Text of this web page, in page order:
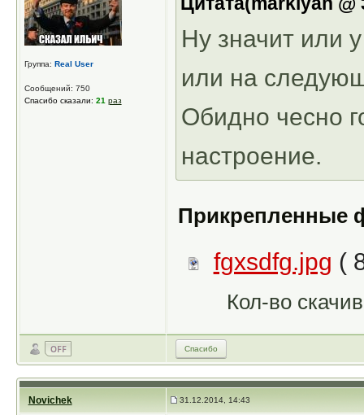
Группа: Real User
Сообщений: 750
Спасибо сказали: 21 раз
Ну значит или
или на
Обидно чесно
настроение.
Прикрепленные
fgxsdfg.jpg (
Кол-во
Спасибо
Novichek 31.12.2014, 14:43